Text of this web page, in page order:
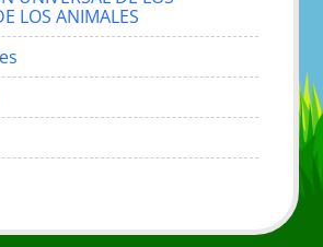
LOS ANIMALES